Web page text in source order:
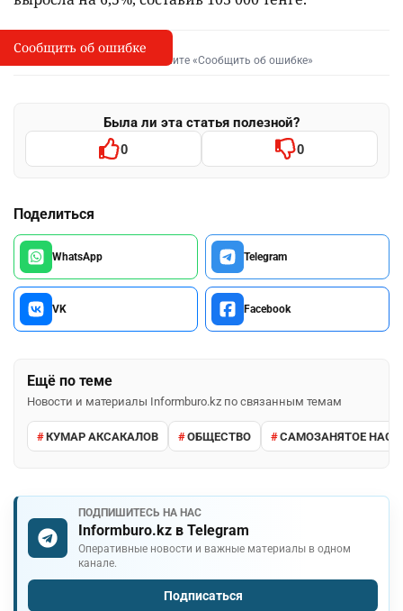
I
Сообщить об опечатке
Выделите фрагмент и нажмите «Сообщить об ошибке»
Была ли эта статья полезной?
0 0
Поделиться
WhatsApp Telegram
VK Facebook
Ещё по теме
Новости и материалы Informburo.kz по связанным темам
КУМАР АКСАКАЛОВ ОБЩЕСТВО САМОЗАНЯТОЕ
ПОДПИШИТЕСЬ НА НАС
Informburo.kz в Telegram
Оперативные новости и важные материалы в одном
канале.
Подписаться
Сообщить об ошибке